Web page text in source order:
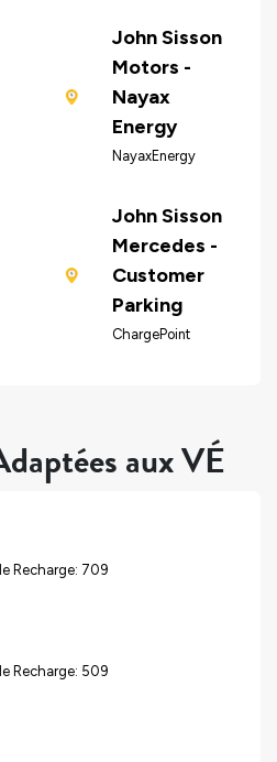
John Sisson
Motors -
Nayax
Energy
NayaxEnergy
John Sisson
Mercedes -
Customer
Parking
ChargePoint
aux VÉ
Recharge: 709
Recharge: 509